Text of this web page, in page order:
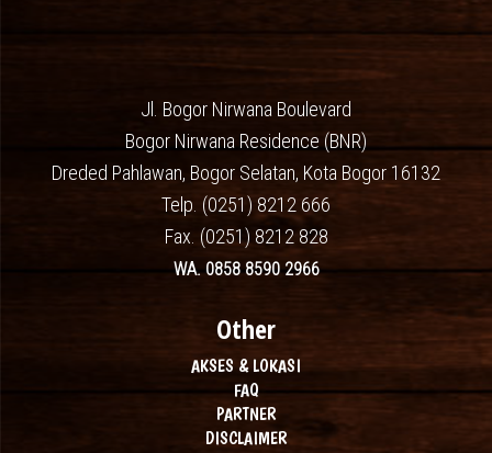
Jl. Bogor Nirwana Boulevard
Bogor Nirwana Residence (BNR)
Dreded Pahlawan, Bogor Selatan, Kota Bogor 16132
Telp. (0251) 8212 666
Fax. (0251) 8212 828
WA. 0858 8590 2966
Other
AKSES & LOKASI
FAQ
PARTNER
DISCLAIMER